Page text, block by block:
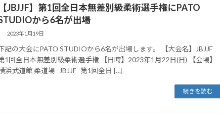
【JBJJF】第1回全日本無差別級柔術選手権にPATO
から6名が出場
2023年1月19日
記の大会にPATO STUDIOから6名が出場します。 【大会名】JBJJF
1回全日本無差別級柔術選手権 【日時】2023年1月22日(日) 【会場】
浜武道館 柔道場 JBJJF 第1回全日 […]
続きを読む